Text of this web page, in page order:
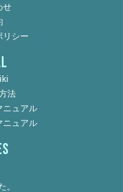
せ
リシー
法
ニュアル
ニュアル